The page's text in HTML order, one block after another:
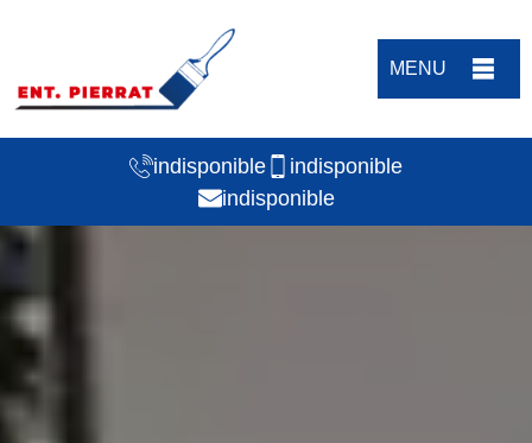
MENU
indisponible
indisponible
indisponible